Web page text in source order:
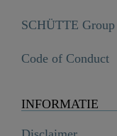
SCHÜTTE Group
Code of Conduct
INFORMATIE